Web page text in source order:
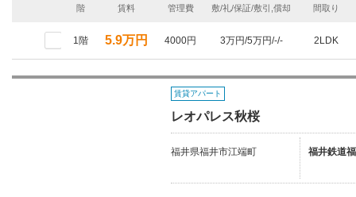
階 賃料 管理費 敷/礼/保証/敷引,償却 間取り
1階 5.9万円 4000円 3万円/5万円/-/- 2LDK
賃貸アパート
レオパレス秋桜
福井県福井市江端町 福井鉄道